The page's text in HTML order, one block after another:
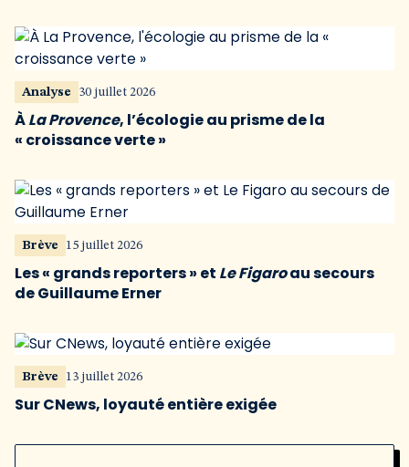
Analyse 30 juillet 2026
ÀLa Provence, l’écologie au prisme de la
« croissance verte »
Brève 15 juillet 2026
Les « grands reporters » et Le Figaroau secours
de Guillaume Erner
Brève 13 juillet 2026
Sur CNews, loyauté entière exigée